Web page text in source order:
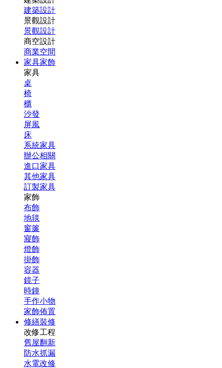
建築設計
景觀設計
景觀設計
商空設計
商業空間
家具家飾
家具
桌
椅
櫃
沙發
屏風
床
系統家具
辦公相關
進口家具
其他家具
訂製家具
家飾
布飾
地毯
窗簾
寢飾
燈飾
掛飾
容器
鏡子
時鐘
手作小物
家飾佈置
修繕裝修
改修工程
舊屋翻新
防水抓漏
水電改修